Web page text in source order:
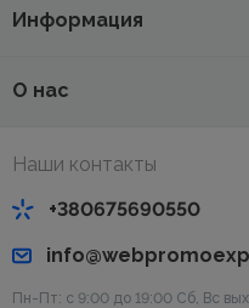
Информация
О нас
Наши контакты
+380675690550
Пн-Пт: с 9:00 до 19:00 Cб, Вс